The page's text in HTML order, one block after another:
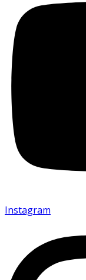
Instagram